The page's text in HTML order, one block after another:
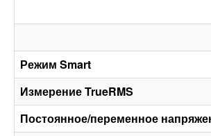
Режим Smart
Измерение TrueRMS
Постоянное/переменное